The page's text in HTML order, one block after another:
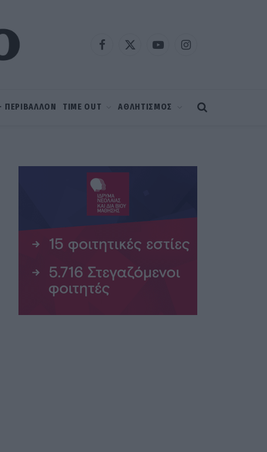
Facebook
X
YouTubeInstagram
ΠΕΡΙΒΑΛΛΟΝ TIME OUT ΑΘΛΗΤΙΣΜΟΣ